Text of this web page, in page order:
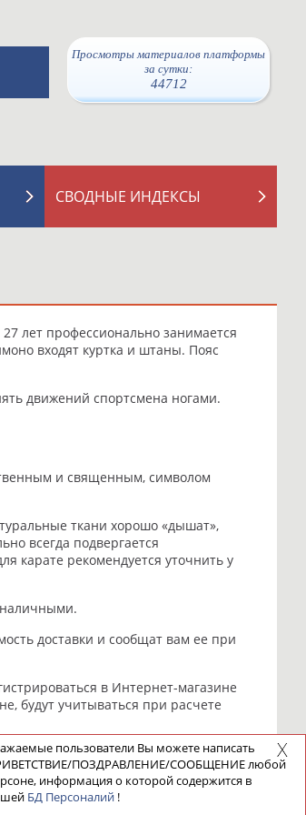
Просмотры материалов платформы
за сутки:
44712
СВОДНЫЕ ИНДЕКСЫ
лет профессионально занимается
входят куртка и штаны. Пояс
движений спортсмена ногами.
и священным, символом
ткани хорошо «дышат»,
всегда подвергается
карате рекомендуется уточнить у
наличными.
доставки и сообщат вам ее при
в Интернет-магазине
будут учитываться при расчете
воинского духа, достоинства и
пользователи Вы можете написать
ПОЗДРАВЛЕНИЕ/СООБЩЕНИЕ любой
информация о которой содержится в
БД Персоналий !